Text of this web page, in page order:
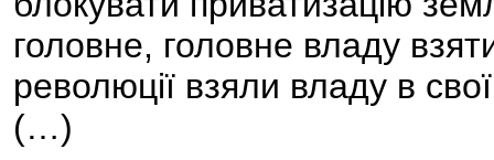
головне, головне владу
революції взяли владу в
(…)